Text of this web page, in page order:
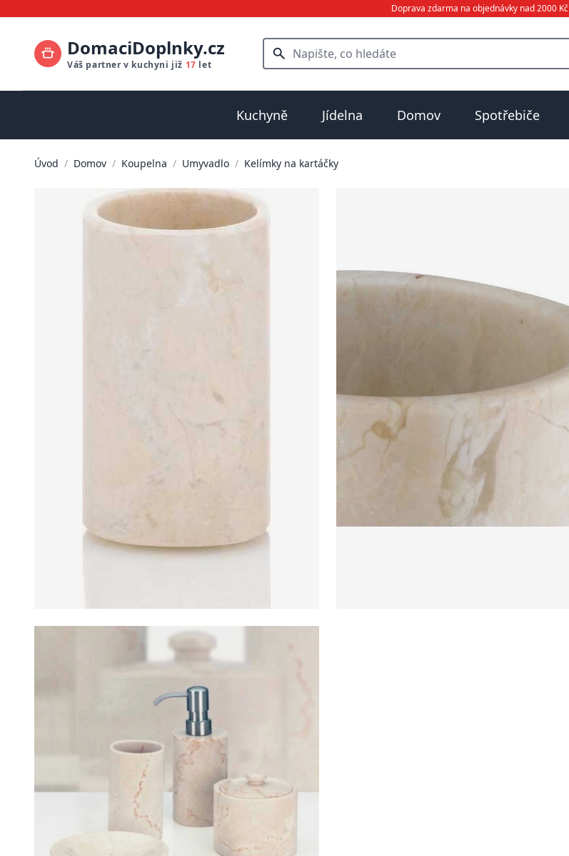
Doprava zdarma na objednávky nad 2000 Kč
DomaciDoplnky.cz
Váš partner v kuchyni již 17 let
Kuchyně Jídelna Domov Spotřebiče
Úvod / Domov / Koupelna / Umyvadlo / Kelímky na kartáčky